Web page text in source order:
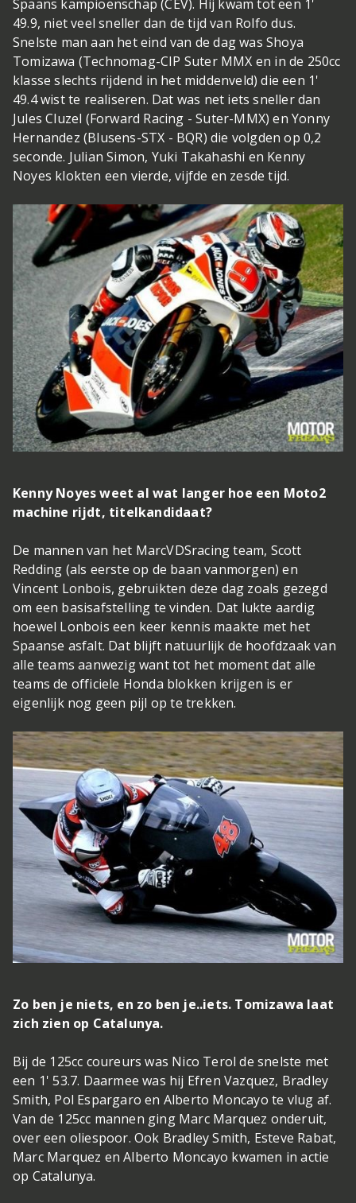
Spaans kampioenschap (CEV). Hij kwam tot een 1'
49.9, niet veel sneller dan de tijd van Rolfo dus.
Snelste man aan het eind van de dag was Shoya
Tomizawa (Technomag-CIP Suter MMX en in de 250cc
klasse slechts rijdend in het middenveld) die een 1'
49.4 wist te realiseren. Dat was net iets sneller dan
Jules Cluzel (Forward Racing - Suter-MMX) en Yonny
Hernandez (Blusens-STX - BQR) die volgden op 0,2
seconde. Julian Simon, Yuki Takahashi en Kenny
Noyes klokten een vierde, vijfde en zesde tijd.
Kenny Noyes weet al wat langer hoe een Moto2
machine rijdt, titelkandidaat?
De mannen van het MarcVDSracing team, Scott
Redding (als eerste op de baan vanmorgen) en
Vincent Lonbois, gebruikten deze dag zoals gezegd
om een basisafstelling te vinden. Dat lukte aardig
hoewel Lonbois een keer kennis maakte met het
Spaanse asfalt. Dat blijft natuurlijk de hoofdzaak van
alle teams aanwezig want tot het moment dat alle
teams de officiele Honda blokken krijgen is er
eigenlijk nog geen pijl op te trekken.
Zo ben je niets, en zo ben je..iets. Tomizawa laat
zich zien op Catalunya.
Bij de 125cc coureurs was Nico Terol de snelste met
een 1' 53.7. Daarmee was hij Efren Vazquez, Bradley
Smith, Pol Espargaro en Alberto Moncayo te vlug af.
Van de 125cc mannen ging Marc Marquez onderuit,
over een oliespoor. Ook Bradley Smith, Esteve Rabat,
Marc Marquez en Alberto Moncayo kwamen in actie
op Catalunya.